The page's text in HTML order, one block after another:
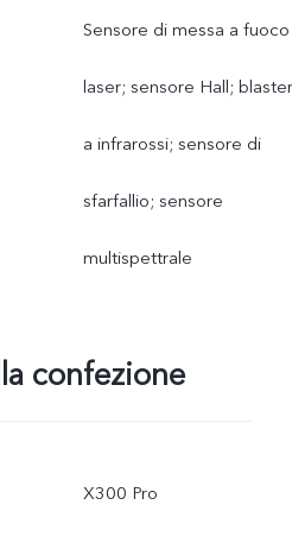
Sensore di messa a fuoco
laser; sensore Hall; blaster
a infrarossi; sensore di
sfarfallio; sensore
multispettrale
confezione
X300 Pro